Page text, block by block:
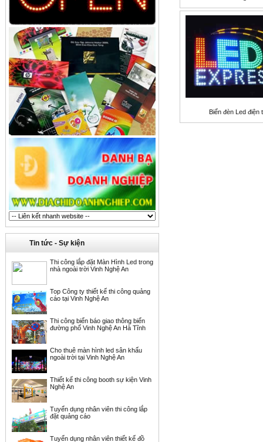
Tin tức - Sự kiện
Thi công lắp đặt Màn Hình Led trong
nhà ngoài trời Vinh Nghệ An
Top Công ty thiết kế thi công quảng
cáo tại Vinh Nghệ An
Thi công biển báo giao thông biển
đường phố Vinh Nghệ An Hà Tĩnh
Cho thuê màn hình led sân khấu
ngoài trời tại Vinh Nghệ An
Thiết kế thi công booth sự kiện Vinh
Nghệ An
Tuyển dụng nhân viên thi công lắp
đặt quảng cáo
Tuyển dụng nhân viên thiết kế đồ
Biển đèn Led điện